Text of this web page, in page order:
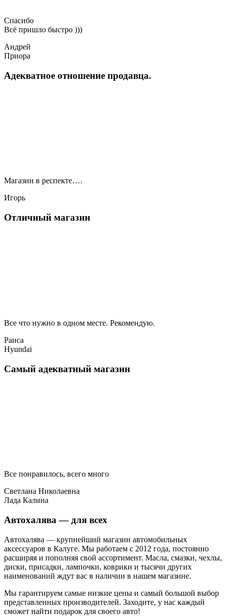
Спасибо
Всё пришло быстро )))
Андрей
Приора
Адекватное отношение продавца.
Магазин в респекте….
Игорь
Отличный магазин
Все что нужно в одном месте. Рекомендую.
Раиса
Hyundai
Самый адекватный магазин
Все понравилось, всего много
Светлана Николаевна
Лада Калина
Автохалява — для всех
Автохалява — крупнейший магазин автомобильных
аксессуаров в Калуге. Мы работаем с 2012 года, постоянно
расширяя и пополняя свой ассортимент. Масла, смазки, чехлы,
диски, присадки, лампочки, коврики и тысячи других
наименований ждут вас в наличии в нашем магазине.
Мы гарантируем самые низкие цены и самый большой выбор
представленных производителей. Заходите, у нас каждый
сможет найти подарок для своего авто!